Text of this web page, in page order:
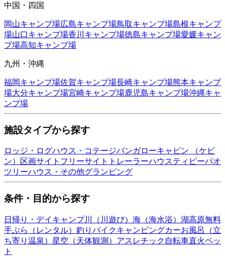
中国・四国
岡山キャンプ場広島キャンプ場鳥取キャンプ場島根キャンプ
場山口キャンプ場香川 キャンプ場徳島キャンプ場愛媛キャン
プ場高知キャンプ場
九州・沖縄
福岡キャンプ場佐賀キャンプ場長崎キャンプ場熊本キャンプ
場大分キャンプ場宮崎キャンプ場鹿児島キャンプ場沖縄キャ
ンプ場
施設タイプから探す
ロッジ・ログハウス・コテージバンガローキャビン （ケビ
ン）
区画サイト フリーサイト トレーラーハウスティピーパオ
ツリーハウス・その他グランピング
条件・目的から探す
日帰り・デイキャンプ川（川遊び） 海（海水浴） 湖高原無料
手ぶら（レンタル） 釣り バイクキャンピングカーお風呂（立
ち寄り温泉） 星空（天体観測） アスレチック 自転車直火ペッ
ト